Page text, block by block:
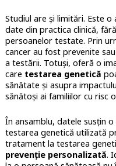
Studiul are și limitări. Este
date din practica clinică,
persoanelor testate. Prin
cancer au fost prevenite
a testării. Totuși, oferă o
care testarea genetică
sănătate și asupra
sănătoși ai familiilor cu risc
În ansamblu, datele susțin
testarea genetică utilizată
tratament la testarea
prevenție personalizată.